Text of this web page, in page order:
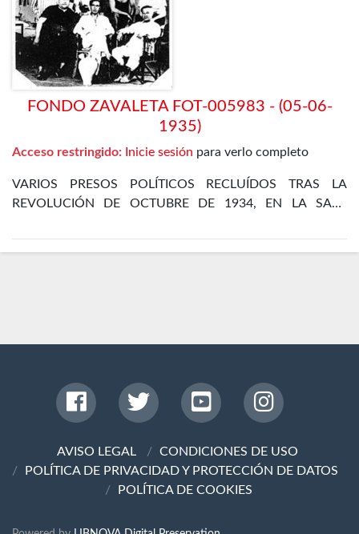
FONDO ZAVALETA FOT-005983 - (05-06-
1935)
Acceso restringido: Inicie sesión para verlo completo
VARIOS PRESOS POLÍTICOS RECLUÍDOS TRAS LA
REVOLUCIÓN DE OCTUBRE DE 1934, EN LA SALA
LA CÁRCEL DE MADRID
AVISO LEGAL
CONDICIONES DE USO
POLÍTICA DE PRIVACIDAD Y PROTECCIÓN DE DATOS
POLÍTICA DE COOKIES